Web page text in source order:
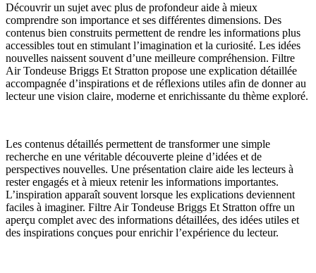
Découvrir un sujet avec plus de profondeur aide à mieux
comprendre son importance et ses différentes dimensions. Des
contenus bien construits permettent de rendre les informations plus
accessibles tout en stimulant l’imagination et la curiosité. Les idées
nouvelles naissent souvent d’une meilleure compréhension. Filtre
Air Tondeuse Briggs Et Stratton propose une explication détaillée
accompagnée d’inspirations et de réflexions utiles afin de donner au
lecteur une vision claire, moderne et enrichissante du thème exploré.
Les contenus détaillés permettent de transformer une simple
recherche en une véritable découverte pleine d’idées et de
perspectives nouvelles. Une présentation claire aide les lecteurs à
rester engagés et à mieux retenir les informations importantes.
L’inspiration apparaît souvent lorsque les explications deviennent
faciles à imaginer. Filtre Air Tondeuse Briggs Et Stratton offre un
aperçu complet avec des informations détaillées, des idées utiles et
des inspirations conçues pour enrichir l’expérience du lecteur.